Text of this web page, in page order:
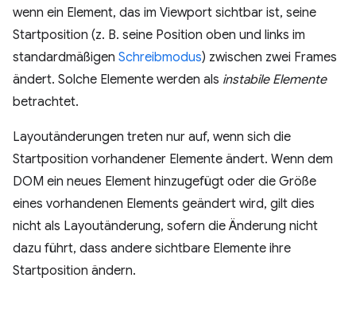
wenn ein Element, das im Viewport sichtbar ist, seine
Startposition (z. B. seine Position oben und links im
standardmäßigen Schreibmodus) zwischen zwei Frames
ändert. Solche Elemente werden als instabile Elemente
betrachtet.
Layoutänderungen treten nur auf, wenn sich die
Startposition vorhandener Elemente ändert. Wenn dem
DOM ein neues Element hinzugefügt oder die Größe
eines vorhandenen Elements geändert wird, gilt dies
nicht als Layoutänderung, sofern die Änderung nicht
dazu führt, dass andere sichtbare Elemente ihre
Startposition ändern.